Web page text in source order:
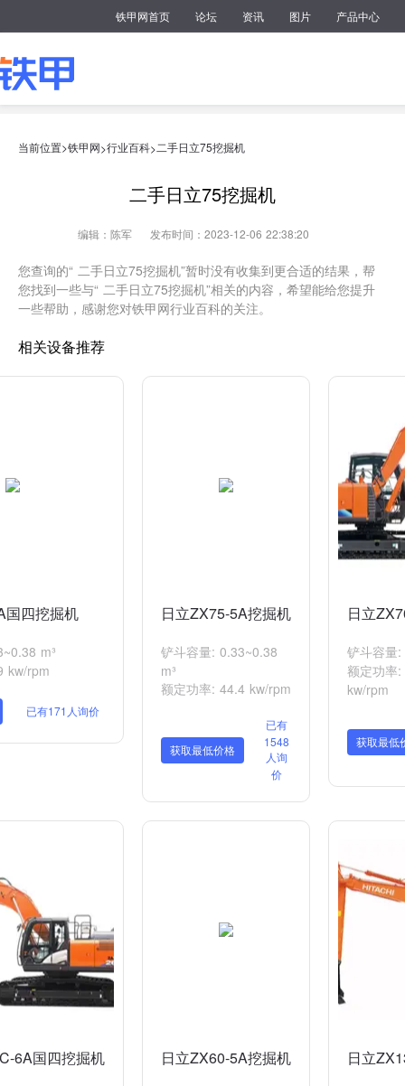
铁甲网首页 论坛 资讯 图片 产品中心
当前位置>铁甲网>行业百科>二手日立75挖掘机
二手日立75挖掘机
编辑：陈军 发布时间：2023-12-06 22:38:20
您查询的“ 二手日立75挖掘机”暂时没有收集到更合适的结果，帮
您找到一些与“ 二手日立75挖掘机”相关的内容，希望能给您提升
一些帮助，感谢您对铁甲网行业百科的关注。
相关设备推荐
国四挖掘机
m³
kw/rpm
已有171人询价
日立ZX75-5A挖掘机
铲斗容量: 0.33~0.38
m³
额定功率: 44.4 kw/rpm
获取最低价格
已有
1548
人询
价
日立
铲斗容量
额定功率
kw/rpm
获取最低
6A国四挖掘机 日立ZX60-5A挖掘机 日立